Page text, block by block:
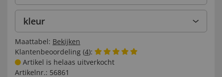
kleur
Maattabel: Bekijken
Klantenbeoordeling (4):
Artikel is helaas uitverkocht
Artikelnr.: 56861